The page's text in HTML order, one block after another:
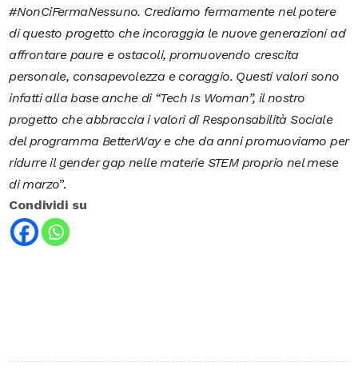
#NonCiFermaNessuno. Crediamo fermamente nel potere
di questo progetto che incoraggia le nuove generazioni ad
affrontare paure e ostacoli, promuovendo crescita
personale, consapevolezza e coraggio. Questi valori sono
infatti alla base anche di “Tech Is Woman”, il nostro
progetto che abbraccia i valori di Responsabilità Sociale
del programma BetterWay e che da anni promuoviamo per
ridurre il gender gap nelle materie STEM proprio nel mese
di marzo”.
Condividi su